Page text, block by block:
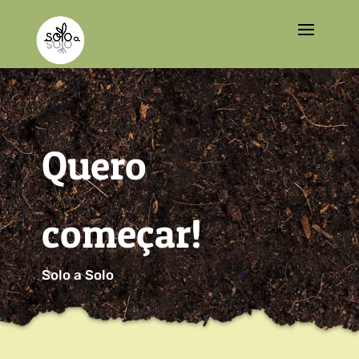
Quero
começar!
Solo a Solo